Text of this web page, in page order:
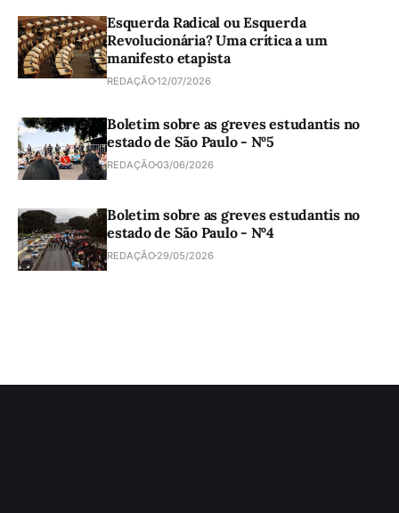
Esquerda Radical ou Esquerda
Revolucionária? Uma crítica a um
manifesto etapista
REDAÇÃO12/07/2026
Boletim sobre as greves estudantis no
estado de São Paulo - Nº5
REDAÇÃO03/06/2026
Boletim sobre as greves estudantis no
estado de São Paulo - Nº4
REDAÇÃO 29/05/2026